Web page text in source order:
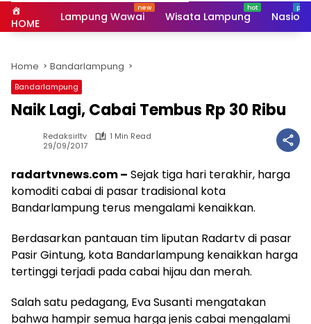
HOME Lampung Wawai Wisata Lampung
Home Bandarlampung
Bandarlampung
Naik Lagi, Cabai Tembus Rp 30 Ribu
Redaksirltv
1 Min Read
29/09/2017
radartvnews.com – Sejak tiga hari terakhir, harga
komoditi cabai di pasar tradisional kota
Bandarlampung terus mengalami kenaikkan.
Berdasarkan pantauan tim liputan Radartv di pasar
Pasir Gintung, kota Bandarlampung kenaikkan harga
tertinggi terjadi pada cabai hijau dan merah.
Salah satu pedagang, Eva Susanti mengatakan
bahwa hampir semua harga jenis cabai mengalami